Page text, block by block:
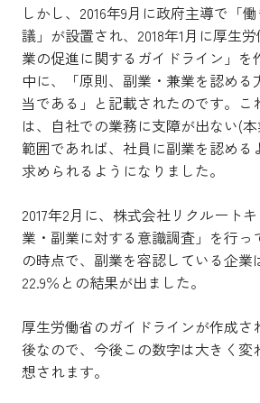
しかし、2016年9月に政府主導で「
議」が設置され、2018年1月に厚生
業の促進に関するガイドライン」を
中に、「原則、副業・兼業を認める
当である」と記載されたのです。こ
は、自社での業務に支障が出ない(
範囲であれば、社員に副業を認める
求められるようになりました。
2017年2月に、株式会社リクルート
業・副業に対する意識調査」を行っ
の時点で、副業を容認している企業
22.9％との結果が出ました。
厚生労働省のガイドラインが作成さ
後なので、今後この数字は大きく変
想されます。